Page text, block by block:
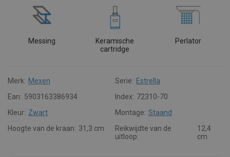
Messing
Keramische
cartridge
Perlator
Merk: Mexen Serie: Estrella
Ean: 5903163386934 Index: 72310-70
Kleur: Zwart Montage: Staand
Hoogte van de kraan: 31,3 cm
Reikwijdte van de
uitloop:
12,4
cm